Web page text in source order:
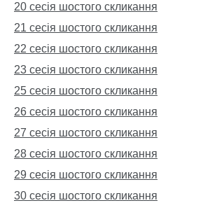
20 сесія шостого скликання
21 сесія шостого скликання
22 сесія шостого скликання
23 сесія шостого скликання
25 сесія шостого скликання
26 сесія шостого скликання
27 сесія шостого скликання
28 сесія шостого скликання
29 сесія шостого скликання
30 сесія шостого скликання